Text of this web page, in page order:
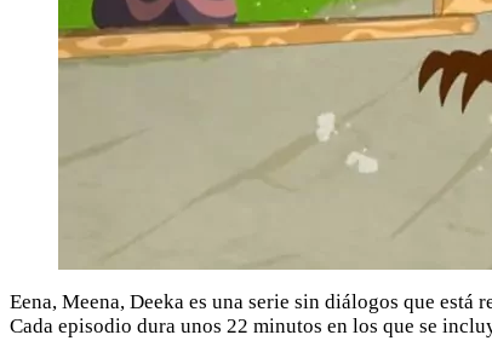
Eena, Meena, Deeka es una serie sin diálogos que
Cada episodio dura unos 22 minutos en los que se